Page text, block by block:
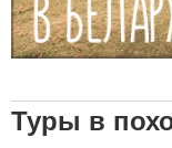
Туры в